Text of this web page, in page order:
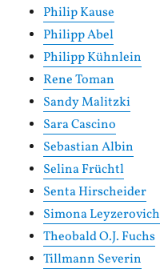
Philip Kause
Philipp Abel
Philipp Kühnlein
Rene Toman
Sandy Malitzki
Sara Cascino
Sebastian Albin
Selina Früchtl
Senta Hirscheider
Simona Leyzerovich
Theobald O.J. Fuchs
Tillmann Severin